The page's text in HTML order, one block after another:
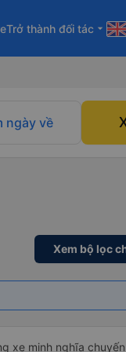
Trở thành đối tác arrow_drop_down
ngày về
Xem bộ lọc
xe minh nghĩa